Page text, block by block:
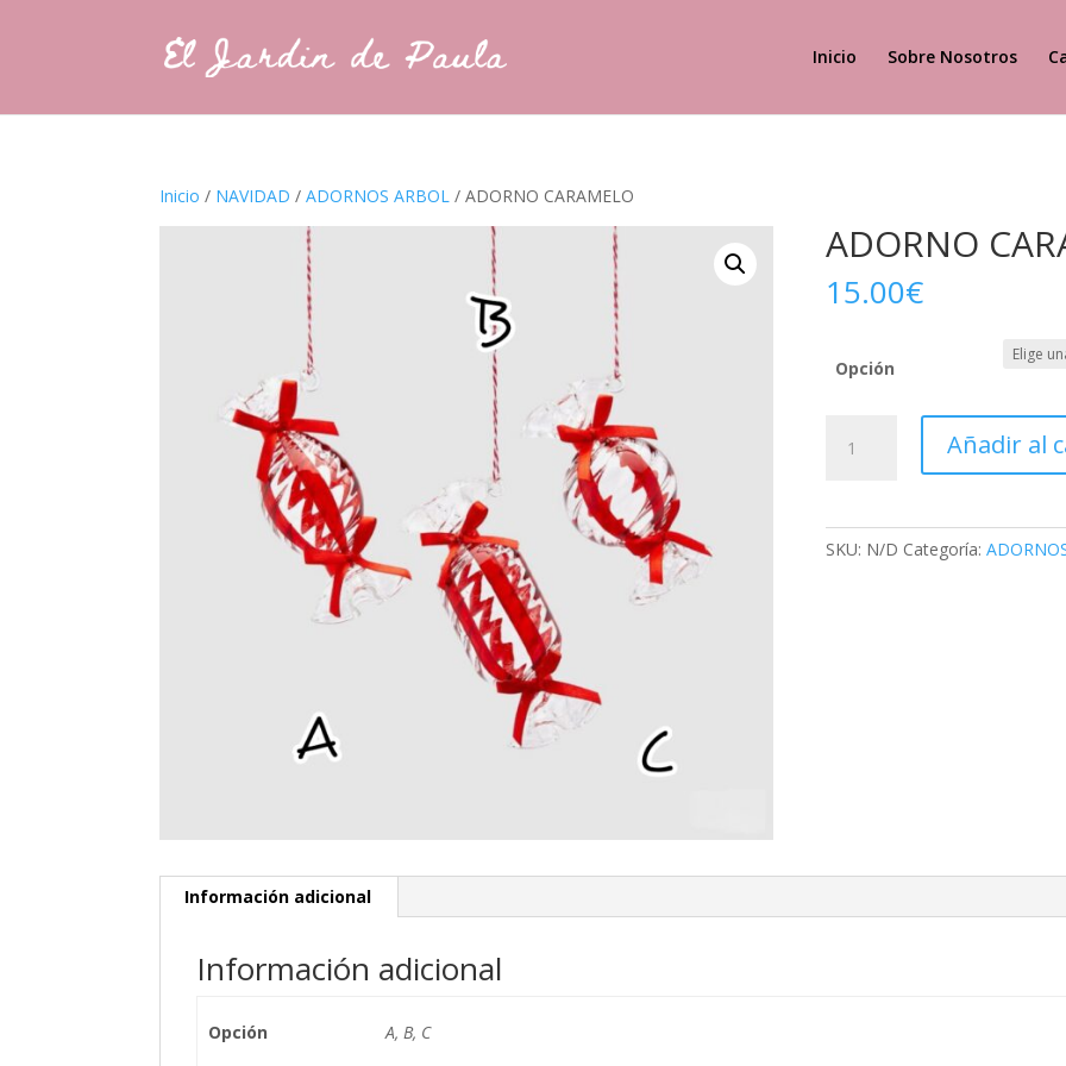
Inicio Sobre Nosotros
Inicio / NAVIDAD /ADORNOS ARBOL / ADORNO CARAMELO
ADORNO
15.00€
Opción
CARAMELO
Añadir al
SKU: N/D Categoría:
Información adicional
Información adicional
Opción A, B, C